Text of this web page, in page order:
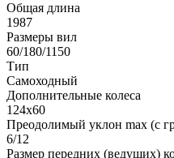
Общая длина
1987
Размеры вил
60/180/1150
Тип
Самоходный
Дополнительные колеса
124х60
Преодолимый уклон max (с
6/12
Размер передних (ведущих)